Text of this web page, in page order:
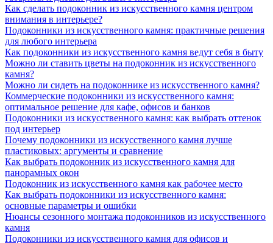
Как сделать подоконник из искусственного камня центром
внимания в интерьере?
Подоконники из искусственного камня: практичные решения
для любого интерьера
Как подоконники из искусственного камня ведут себя в быту
Можно ли ставить цветы на подоконник из искусственного
камня?
Можно ли сидеть на подоконнике из искусственного камня?
Коммерческие подоконники из искусственного камня:
оптимальное решение для кафе, офисов и банков
Подоконники из искусственного камня: как выбрать оттенок
под интерьер
Почему подоконники из искусственного камня лучше
пластиковых: аргументы и сравнение
Как выбрать подоконник из искусственного камня для
панорамных окон
Подоконник из искусственного камня как рабочее место
Как выбрать подоконники из искусственного камня:
основные параметры и ошибки
Нюансы сезонного монтажа подоконников из искусственного
камня
Подоконники из искусственного камня для офисов и